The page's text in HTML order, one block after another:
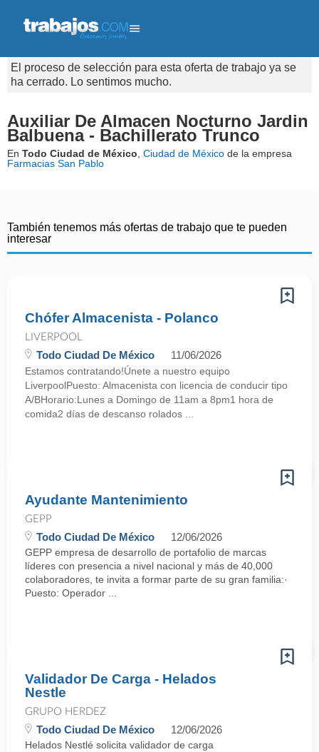
El proceso de selección para esta oferta de trabajo ya se
ha cerrado. Lo sentimos mucho.
Auxiliar De Almacen Nocturno Jardin
Balbuena - Bachillerato Trunco
En Todo Ciudad de México Ciudad de México de la empresa
Farmacias San Pablo
También tenemos más ofertas de trabajo que te pueden
interesar
Chófer Almacenista - Polanco
LIVERPOOL
Todo Ciudad De México 11/06/2026
Estamos contratando!Únete a nuestro equipo
LiverpoolPuesto: Almacenista con licencia de conducir tipo
A/BHorario:Lunes a Domingo de 11am a 8pm1 hora de
comida2 días de descanso rolados ...
Ayudante Mantenimiento
GEPP
Todo Ciudad De México 12/06/2026
GEPP empresa de desarrollo de portafolio de marcas
líderes con presencia a nivel nacional y más de 40,000
colaboradores, te invita a formar parte de su gran familia:·
Puesto: Operador ...
Validador De Carga - Helados
Nestle
GRUPO HERDEZ
Todo Ciudad De México 12/06/2026
Helados Nestlé solicita validador de carga